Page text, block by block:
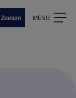
Zoeken MENU